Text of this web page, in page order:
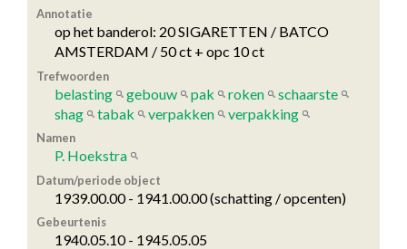
Annotatie
op het banderol: 20 SIGARETTEN / BATCO
AMSTERDAM / 50 ct + opc 10 ct
Trefwoorden
belasting gebouw pak roken
schaarste
shag
tabak verpakken verpakking
Namen
P. Hoekstra
Datum/periode object
1939.00.00 - 1941.00.00 (schatting / opcenten)
Gebeurtenis
1940.05.10 - 1945.05.05